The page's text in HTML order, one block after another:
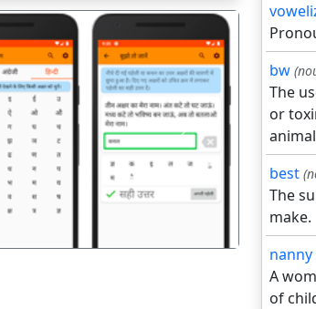
अगला
bw
The
or
best
The
make.
nanny
A
of